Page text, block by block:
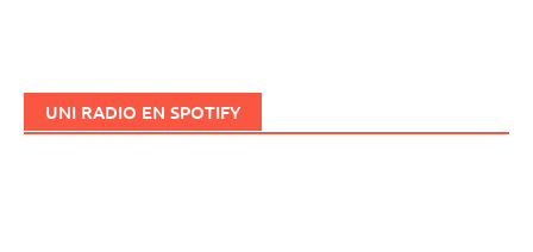
UNI RADIO EN SPOTIFY